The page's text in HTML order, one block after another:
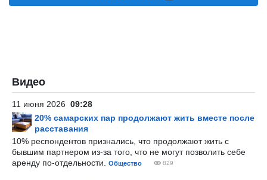
Видео
11 июня 2026 09:28
20% самарских пар продолжают жить вместе после
расставания
10% респондентов признались, что продолжают жить с
бывшим партнером из-за того, что не могут позволить себе
аренду по-отдельности.
Общество 829